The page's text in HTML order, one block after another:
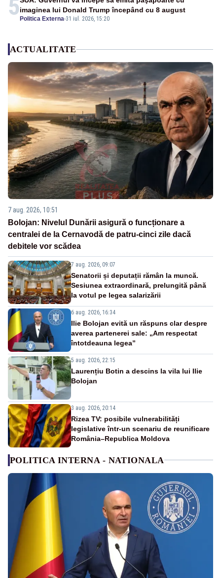
5 Politica Externa-31 iul. 2026, 15:20
imaginea lui Donald Trump începând cu 8 august
ACTUALITATE
7 aug. 2026, 10:51
Bolojan: Nivelul Dunării asigură o funcționare a
centralei de la Cernavodă de patru-cinci zile dacă
debitele vor scădea
7 aug. 2026, 09:07
Senatorii și deputații rămân la muncă.
Sesiunea extraordinară, prelungită până
la votul pe legea salarizării
6 aug. 2026, 16:34
Ilie Bolojan evită un răspuns clar despre
averea partenerei sale: „Am respectat
întotdeauna legea”
5 aug. 2026, 22:15
Laurențiu Botin a descins la vila lui Ilie
Bolojan
3 aug. 2026, 20:14
Rizea TV: posibile vulnerabilități
legislative într-un scenariu de reunificare
România–Republica Moldova
POLITICA INTERNA - NATIONALA